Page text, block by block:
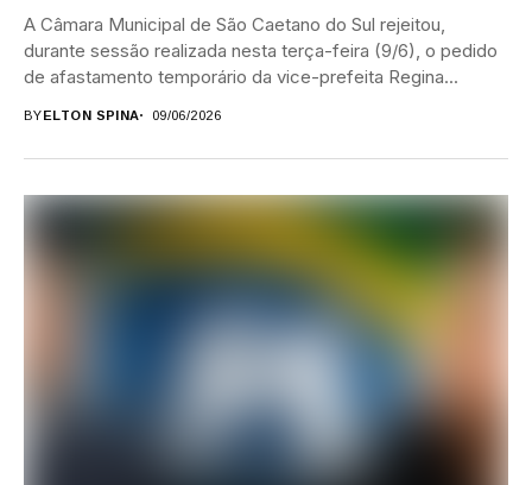
A Câmara Municipal de São Caetano do Sul rejeitou,
durante sessão realizada nesta terça-feira (9/6), o pedido
de afastamento temporário da vice-prefeita Regina...
BYELTON SPINA 09/06/2026